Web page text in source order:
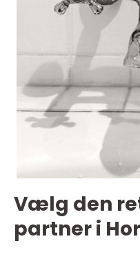
Vælg den
partner i